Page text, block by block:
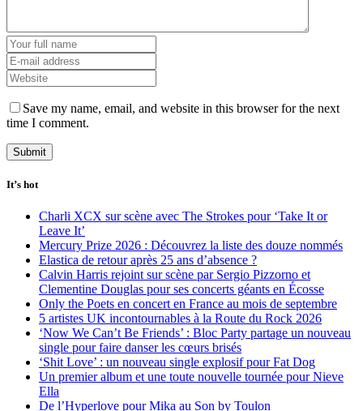
Save my name, email, and website in this browser for the next
time I comment.
It’s hot
Charli XCX sur scène avec The Strokes pour ‘Take It or
Leave It’
Mercury Prize 2026 : Découvrez la liste des douze nommés
Elastica de retour après 25 ans d’absence ?
Calvin Harris rejoint sur scène par Sergio Pizzorno et
Clementine Douglas pour ses concerts géants en Écosse
Only the Poets en concert en France au mois de septembre
5 artistes UK incontournables à la Route du Rock 2026
‘Now We Can’t Be Friends’ : Bloc Party partage un nouveau
single pour faire danser les cœurs brisés
‘Shit Love’ : un nouveau single explosif pour Fat Dog
Un premier album et une toute nouvelle tournée pour Nieve
Ella
De l’Hyperlove pour Mika au Son by Toulon